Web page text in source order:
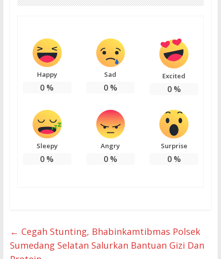
Happy
0 %
Sad
0%
Excited
0%
Sleepy
0 %
Angry
0%
Surprise
0%
← Cegah Stunting, Bhabinkamtibmas Polsek
Sumedang Selatan Salurkan Bantuan Gizi Dan